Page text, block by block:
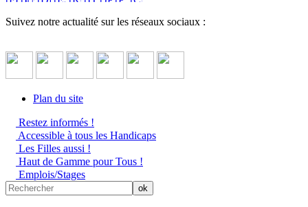
Suivez notre actualité sur les réseaux sociaux :
Plan du site
Restez informés !
Accessible à tous les Handicaps
Les Filles aussi !
Haut de Gamme pour Tous !
Emplois/Stages